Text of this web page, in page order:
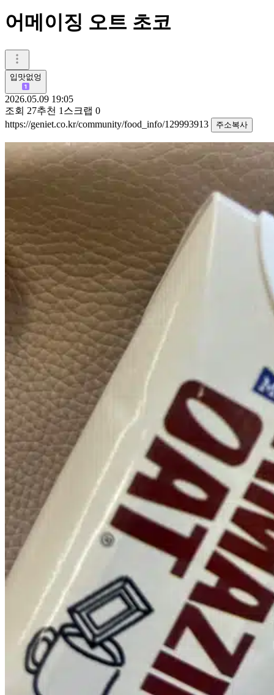
어메이징 오트 초코
입맛없엉
2026.05.09 19:05
조회 27추천 1 스크랩 0
https://geniet.co.kr/community/food_info/129993913
주소복사